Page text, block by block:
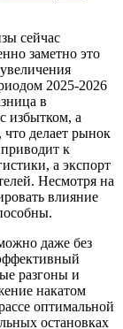
сейчас
заметно это
2025-2026
в
избытком, а
делает рынок
к
а экспорт
Несмотря на
влияние
даже без
разгоны и
накатом
оптимальной
остановках